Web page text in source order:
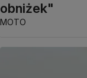
obniżek"
MOTO